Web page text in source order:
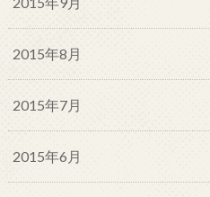
2015年8月
2015年7月
2015年6月